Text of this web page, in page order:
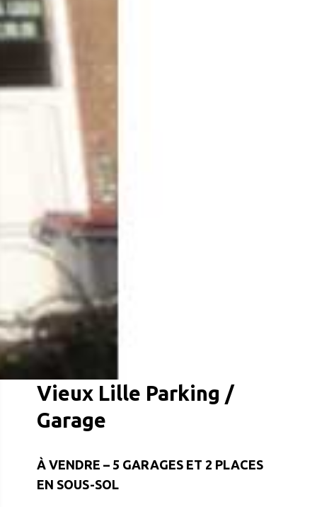
Vieux Lille Parking /
Garage
À VENDRE – 5 GARAGES ET 2 PLACES
EN SOUS-SOL